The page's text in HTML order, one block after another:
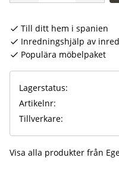
Till ditt hem i spanien
Inredningshjälp av
Populära möbelpaket
Lagerstatus
Artikelnr
Tillverkare
Visa alla produkter från